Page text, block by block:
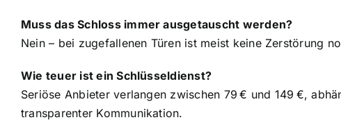
Muss das Schloss immer ausgetauscht werden?
Nein – bei zugefallenen Türen ist meist keine Zerstörung
Wie teuer ist ein Schlüsseldienst?
Seriöse Anbieter verlangen zwischen 79 € und 149 €,
transparenter Kommunikation.